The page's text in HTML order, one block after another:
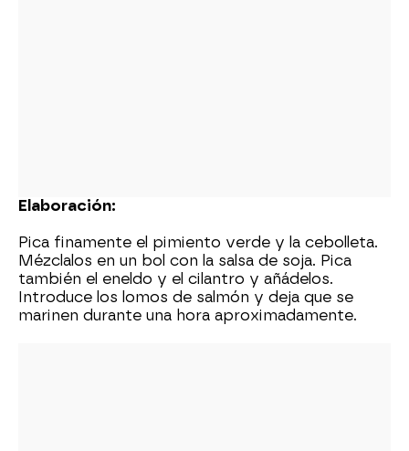
Elaboración:
Pica finamente el pimiento verde y la cebolleta.
Mézclalos en un bol con la salsa de soja. Pica
también el eneldo y el cilantro y añádelos.
Introduce los lomos de salmón y deja que se
marinen durante una hora aproximadamente.